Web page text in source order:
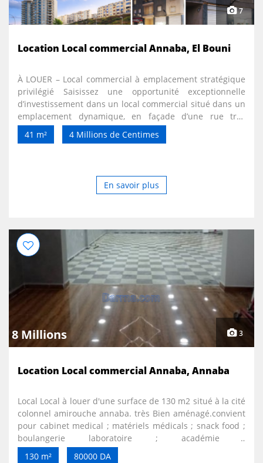
7
Location Local commercial Annaba, El Bouni
À LOUER – Local commercial à emplacement stratégique
privilégié Saisissez une opportunité exceptionnelle
d’investissement dans un local commercial situé dans un
emplacement dynamique, en façade d’une rue très
passante, au cœur d’un quartier résidentiel et
commercial en activité permanente. Adresse :
41 m² 4 Millions de Centimes
En savoir plus
8 Millions 3
Location Local commercial Annaba, Annaba
Local Local à louer d'une surface de 130 m2 situé à la cité
colonnel amirouche annaba. très Bien aménagé.convient
pour cabinet medical ; matériels médicals ; snack food ;
boulangerie laboratoire ; académie ;
Supérette.réstaurant siège entreprise showroom.......
130 m² 80000 DA